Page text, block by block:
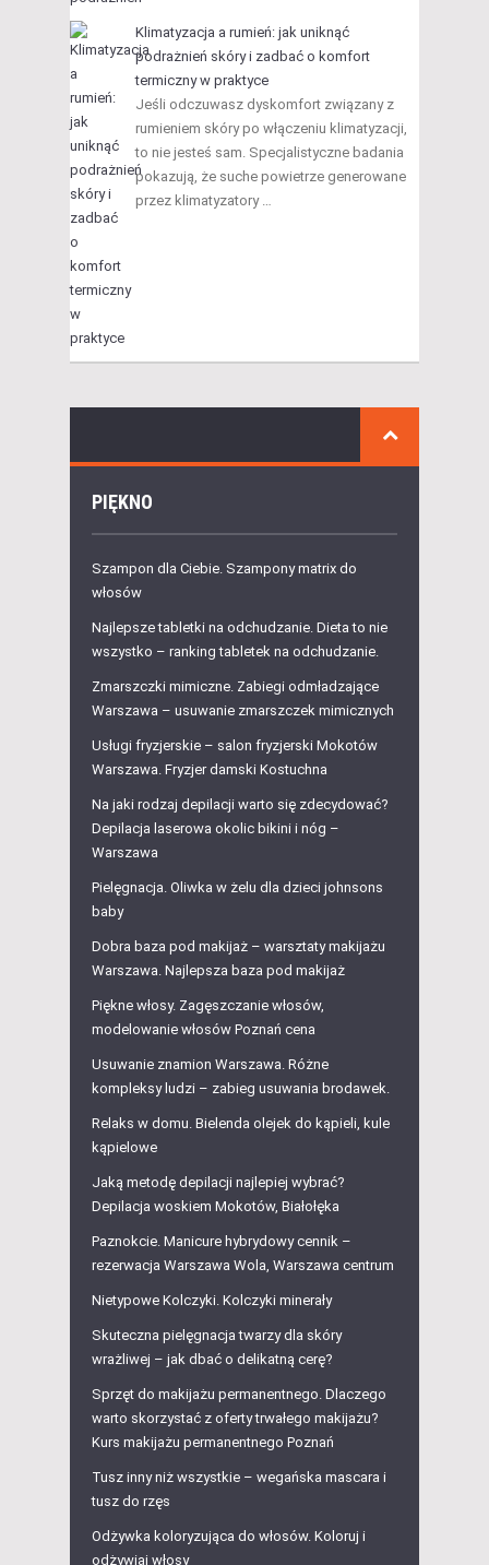
Klimatyzacja a rumień: jak uniknąć
podrażnień skóry i zadbać o komfort
termiczny w praktyce
Jeśli odczuwasz dyskomfort związany z
rumieniem skóry po włączeniu klimatyzacji,
to nie jesteś sam. Specjalistyczne badania
pokazują, że suche powietrze generowane
przez klimatyzatory …
PIĘKNO
Szampon dla Ciebie. Szampony matrix do
włosów
Najlepsze tabletki na odchudzanie. Dieta to nie
wszystko – ranking tabletek na odchudzanie.
Zmarszczki mimiczne. Zabiegi odmładzające
Warszawa – usuwanie zmarszczek mimicznych
Usługi fryzjerskie – salon fryzjerski Mokotów
Warszawa. Fryzjer damski Kostuchna
Na jaki rodzaj depilacji warto się zdecydować?
Depilacja laserowa okolic bikini i nóg –
Warszawa
Pielęgnacja. Oliwka w żelu dla dzieci johnsons
baby
Dobra baza pod makijaż – warsztaty makijażu
Warszawa. Najlepsza baza pod makijaż
Piękne włosy. Zagęszczanie włosów,
modelowanie włosów Poznań cena
Usuwanie znamion Warszawa. Różne
kompleksy ludzi – zabieg usuwania brodawek.
Relaks w domu. Bielenda olejek do kąpieli, kule
kąpielowe
Jaką metodę depilacji najlepiej wybrać?
Depilacja woskiem Mokotów, Białołęka
Paznokcie. Manicure hybrydowy cennik –
rezerwacja Warszawa Wola, Warszawa centrum
Nietypowe Kolczyki. Kolczyki minerały
Skuteczna pielęgnacja twarzy dla skóry
wrażliwej – jak dbać o delikatną cerę?
Sprzęt do makijażu permanentnego. Dlaczego
warto skorzystać z oferty trwałego makijażu?
Kurs makijażu permanentnego Poznań
Tusz inny niż wszystkie – wegańska mascara i
tusz do rzęs
Odżywka koloryzująca do włosów. Koloruj i
odżywiaj włosy